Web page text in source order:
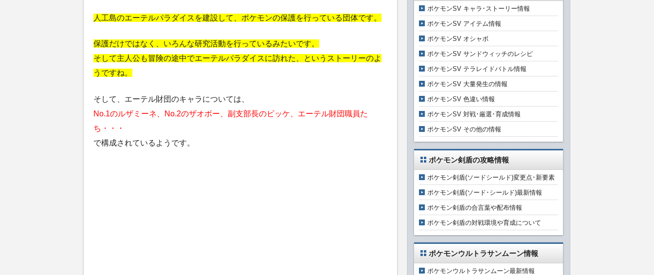
人工島のエーテルパラダイスを建設して、ポケモンの保護を行っている団体です。
保護だけではなく、いろんな研究活動を行っているみたいです。
そして主人公も冒険の途中でエーテルパラダイスに訪れた、というストーリーのよ
うですね。
そして、エーテル財団のキャラについては、
No.1のルザミーネ、No.2のザオボー、副支部長のビッケ、エーテル財団職員た
ち・・・
で構成されているようです。
ポケモンSV キャラ･ストーリー情報
ポケモンSV アイテム情報
ポケモンSV オシャボ
ポケモンSV サンドウィッチのレシピ
ポケモンSV テラレイドバトル情報
ポケモンSV 大量発生の情報
ポケモンSV 色違い情報
ポケモンSV 対戦･厳選･育成情報
ポケモンSV その他の情報
ポケモン剣盾の攻略情報
ポケモン剣盾(ソードシールド)変更点･新要素
ポケモン剣盾(ソード･シールド)最新情報
ポケモン剣盾の合言葉や配布情報
ポケモン剣盾の対戦環境や育成について
ポケモンウルトラサンムーン情報
ポケモンウルトラサンムーン最新情報